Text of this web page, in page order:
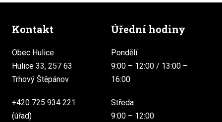
Kontakt
Obec Hulice
Hulice 33, 257 63
Trhový Štěpánov
+420 725 934 221
(úřad)
Úřední hodiny
Pondělí
9:00 – 12:00 / 13:00 –
16:00
Středa
9:00 – 12:00